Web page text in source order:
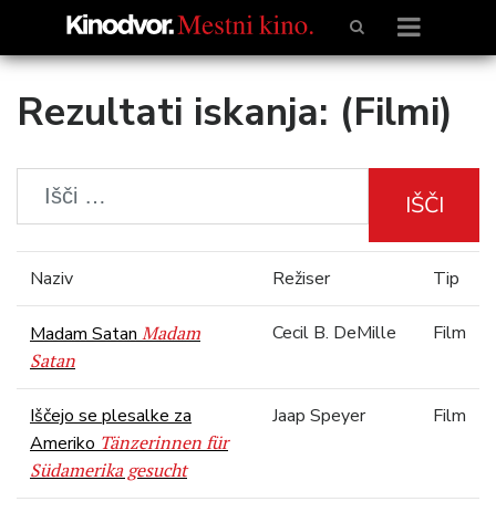
Rezultati iskanja: (Filmi)
IŠČI
Naziv Režiser Tip
Madam Satan Madam
Satan
Cecil B. DeMille Film
Iščejo se plesalke za
Ameriko Tänzerinnen für
Südamerika gesucht
Jaap Speyer Film